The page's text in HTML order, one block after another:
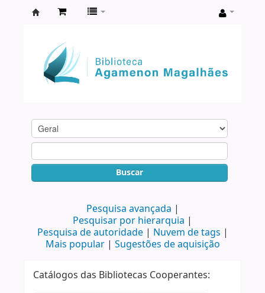
Agamenon
Magalhães
Buscar
Pesquisa avançada
Pesquisar por hierarquia
Pesquisa de autoridade
Nuvem de tags
Mais popular
Sugestões de aquisição
Catálogos das Bibliotecas Cooperantes: